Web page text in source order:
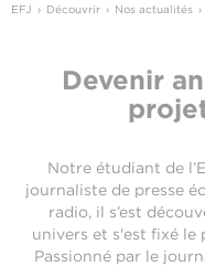
EFJ Découvrir Nos actualités
Devenir
Notre étudiant de
journaliste de presse
radio, il s’est
univers et s'est fixé le
Passionné par le